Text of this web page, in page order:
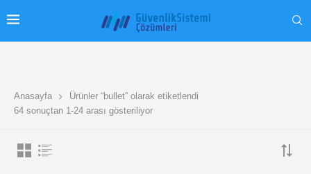
Anasayfa
Ürünler “bullet” olarak etiketlendi
64 sonuçtan 1-24 arası gösteriliyor